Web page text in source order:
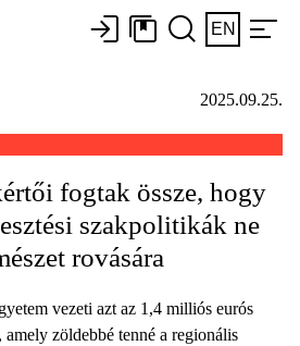
EN
2025.09.25.
fogtak össze, hogy
szakpolitikák ne
rovására
vezeti azt az 1,4 milliós eurós
amely zöldebbé tenné a regionális